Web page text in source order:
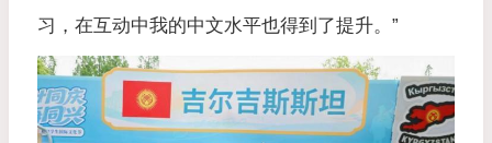
习，在互动中我的中文水平也得到了提升。”